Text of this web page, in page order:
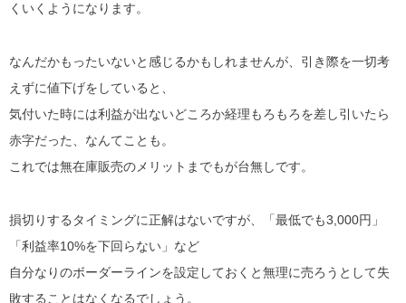
くいくようになります。
なんだかもったいないと感じるかもしれませんが、引き際を一切考
えずに値下げをしていると、
気付いた時には利益が出ないどころか経理もろもろを差し引いたら
赤字だった、なんてことも。
これでは無在庫販売のメリットまでもが台無しです。
損切りするタイミングに正解はないですが、「最低でも3,000円」
「利益率10%を下回らない」など
自分なりのボーダーラインを設定しておくと無理に売ろうとして失
敗することはなくなるでしょう。